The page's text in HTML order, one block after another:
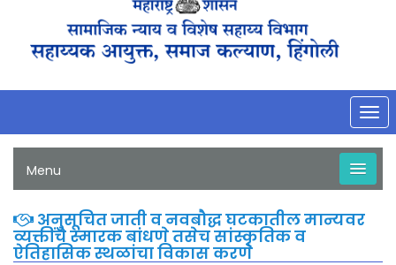
Menu
अनुसूचित जाती व नवबौद्ध घटकातील मान्यवर
व्यक्तींचे स्मारक बांधणे तसेच सांस्कृतिक व
ऐतिहासिक स्थळांचा विकास करणे